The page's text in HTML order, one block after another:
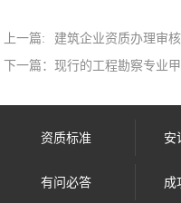
上一篇:
建筑企业资质办理审
下一篇：现行的工程勘察专业
资质标准 安
有问必答 成